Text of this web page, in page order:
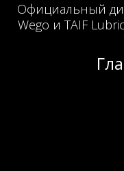
Официальный
Wego и TAIF